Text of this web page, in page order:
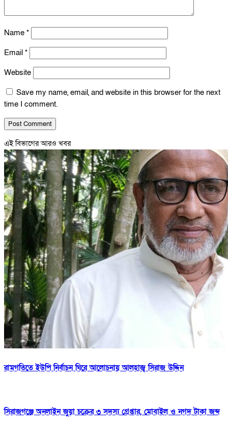
Name *
Email *
Website
Save my name, email, and website in this browser for the next
time I comment.
এই বিভাগের আরও খবর
রামগতিতে ইউপি নির্বাচন ঘিরে আলোচনায় আলহাজ্ব সিরাজ উদ্দিন
সিরাজগঞ্জে অনলাইন জুয়া চক্রের ৩ সদস্য গ্রেপ্তার, মোবাইল ও নগদ টাকা জব্দ